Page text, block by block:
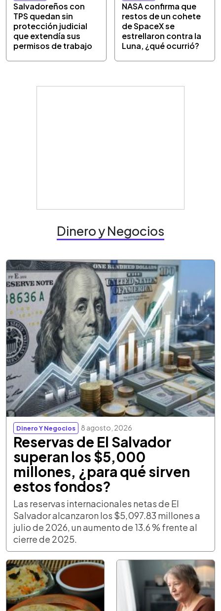
Salvadoreños con
TPS quedan sin
protección judicial
que extendía sus
permisos de trabajo
NASA confirma que
restos de un cohete
de SpaceX se
estrellaron contra la
Luna, ¿qué ocurrió?
Dinero y Negocios
Dinero Y Negocios 8 agosto, 2026
Reservas de El Salvador
superan los $5,000
millones, ¿para qué sirven
estos fondos?
Las reservas internacionales netas de El
Salvador alcanzaron los $5,097.83 millones a
julio de 2026, un aumento de 13.6 % frente al
cierre de 2025.